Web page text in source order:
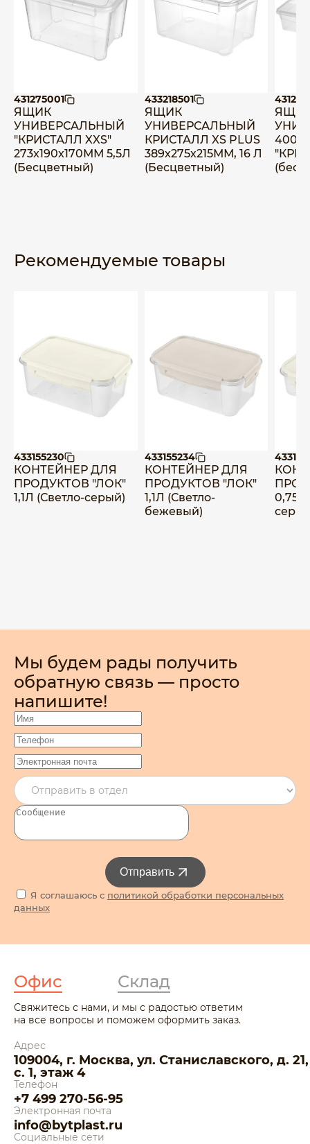
431275001
ЯЩИК
УНИВЕРСАЛЬНЫЙ
"КРИСТАЛЛ XXS"
273x190x170ММ 5,5Л
(Бесцветный)
433218501
ЯЩИК
УНИВЕРСАЛЬНЫЙ
КРИСТАЛЛ XS PLUS
389х275х215ММ, 16 Л
(Бесцветный)
Рекомендуемые товары
433155230
КОНТЕЙНЕР ДЛЯ
ПРОДУКТОВ "ЛОК"
1,1Л (Светло-серый)
433155234
КОНТЕЙНЕР ДЛЯ
ПРОДУКТОВ "ЛОК"
1,1Л (Светло-
бежевый)
0,75Л
Мы будем рады получить
обратную связь — просто
напишите!
Я соглашаюсь с политикой обработки персональных
данных
Отправить
Офис Склад
Свяжитесь с нами, и мы с радостью ответим
на все вопросы и поможем оформить заказ.
Адрес
109004, г. Москва, ул. Станиславского, д. 21,
с. 1, этаж 4
Телефон
+7 499 270-56-95
Электронная почта
info@bytplast.ru
Социальные сети